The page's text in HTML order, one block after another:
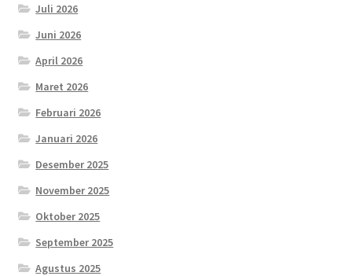
Juli 2026
Juni 2026
April 2026
Maret 2026
Februari 2026
Januari 2026
Desember 2025
November 2025
Oktober 2025
September 2025
Agustus 2025